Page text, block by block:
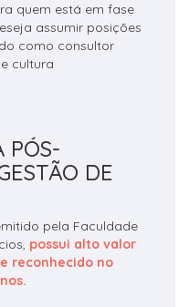
quem está em fase
assumir posições
como consultor
cultura
PÓS-
DE
pela Faculdade
possui alto valor
reconhecido no